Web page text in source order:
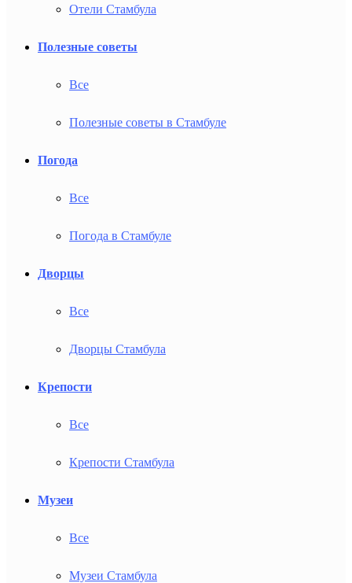
Отели Стамбула
Полезные советы
Все
Полезные советы в Стамбуле
Погода
Все
Погода в Стамбуле
Дворцы
Все
Дворцы Стамбула
Крепости
Все
Крепости Стамбула
Музеи
Все
Музеи Стамбула